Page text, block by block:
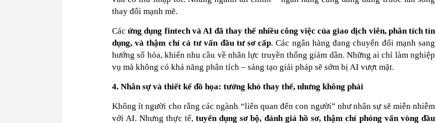
thay đổi mạnh mẽ.
Cácứng dụng fintech và AI đã thay thế nhiều công việc của giao dịch viên, phân tích tín
dụng, và thậm chí cả tư vấn đầu tư sơ cấp. Các ngân hàng đang chuyển đổi mạnh sang
hướng số hóa, khiến nhu cầu về nhân lực truyền thống giảm dần. Những ai chỉ làm nghiệp
vụ mà không có khả năng phân tích – sáng tạo giải pháp sẽ sớm bị AI vượt mặt.
4. Nhân sự và thiết kế đồ họa: tưởng khó thay thế, nhưng không phải
Không ít người cho rằng các ngành “liên quan đến con người” như nhân sự sẽ miễn nhiễm
với AI. Nhưng thực tế, tuyển dụng sơ bộ, đánh giá hồ sơ, thậm chí phỏng vấn vòng đầu